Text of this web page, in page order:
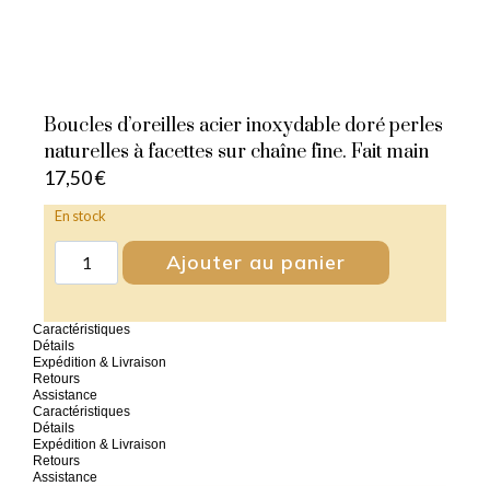
Boucles d’oreilles acier inoxydable doré perles
naturelles à facettes sur chaîne fine. Fait main
17,50€
En stock
Ajouter au panier
Caractéristiques
Détails
Expédition & Livraison
Retours
Assistance
Caractéristiques
Détails
Expédition & Livraison
Retours
Assistance